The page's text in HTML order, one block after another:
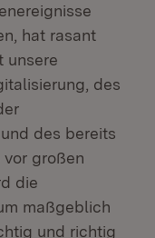
hat rasant
unsere
des
des bereits
großen
die
maßgeblich
und richtig